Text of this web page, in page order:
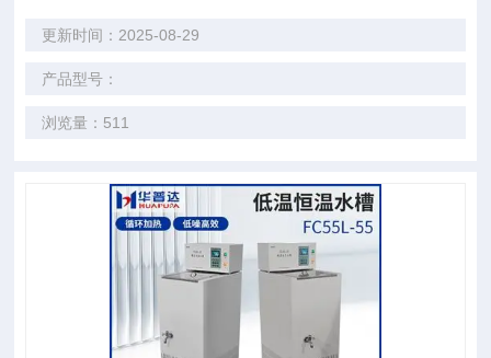
更新时间：2025-08-29
产品型号：
浏览量：511